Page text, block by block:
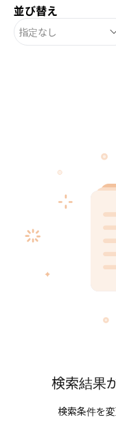
並び替え
指定なし
検索結果
検索条件を